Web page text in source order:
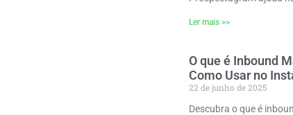
Ler mais >>
O que é Inbound
Como Usar no
22 de junho de 2025
Descubra o que é